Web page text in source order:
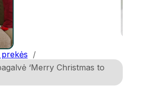
/
‘Merry Christmas to